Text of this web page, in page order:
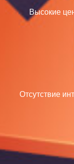
Высокие
Отсутствие